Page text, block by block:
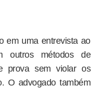
em uma entrevista ao
outros métodos de
prova sem violar os
O advogado também